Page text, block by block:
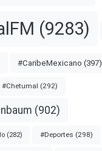
(9283)
#CaribeMexicano (397)
#Chetumal (292)
(902)
(282) #Deportes (298)